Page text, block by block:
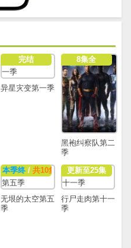
完结
异星灾变第一季
8集全
黑袍纠察队第二
季
本季终/ 共10集
无垠的太空第五
季
更新至25集
行尸走肉第十一
季